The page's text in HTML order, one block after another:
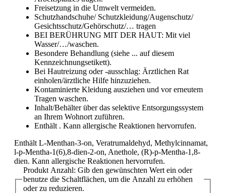
Freisetzung in die Umwelt vermeiden.
Schutzhandschuhe/ Schutzkleidung/Augenschutz/
Gesichtsschutz/Gehörschutz/… tragen
BEI BERÜHRUNG MIT DER HAUT: Mit viel
Wasser/…/waschen.
Besondere Behandlung (siehe ... auf diesem
Kennzeichnungsetikett).
Bei Hautreizung oder -ausschlag: Ärztlichen Rat
einholen/ärztliche Hilfe hinzuziehen.
Kontaminierte Kleidung ausziehen und vor erneutem
Tragen waschen.
Inhalt/Behälter über das selektive Entsorgungssystem
an Ihrem Wohnort zuführen.
Enthält . Kann allergische Reaktionen hervorrufen.
Enthält L-Menthan-3-on, Veratrumaldehyd, Methylcinnamat,
l-p-Mentha-1(6),8-dien-2-on, Anethole, (R)-p-Mentha-1,8-
dien. Kann allergische Reaktionen hervorrufen.
Produkt Anzahl: Gib den gewünschten Wert ein oder
benutze die Schaltflächen, um die Anzahl zu erhöhen
oder zu reduzieren.